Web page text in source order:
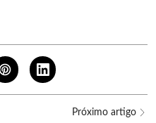
Próximo artigo